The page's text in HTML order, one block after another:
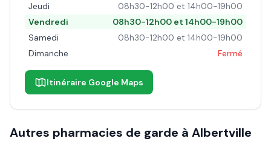
Jeudi
08h30-12h00 et 14h00-19h00
Vendredi
08h30-12h00 et 14h00-19h00
Samedi
08h30-12h00 et 14h00-19h00
Dimanche
Fermé
Itinéraire Google Maps
Autres pharmacies de garde à Albertville